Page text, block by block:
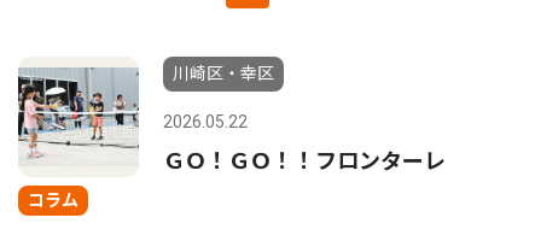
コラム
川崎区・幸区
2026.05.22
ＧＯ！ＧＯ！！フロンターレ